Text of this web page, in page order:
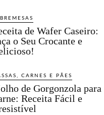
de Wafer Caseiro:
o Seu Crocante e
CARNES E PÃES
de Gorgonzola para
Receita Fácil e